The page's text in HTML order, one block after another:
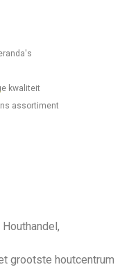
kwaliteit
assortiment
grootste houtcentrum